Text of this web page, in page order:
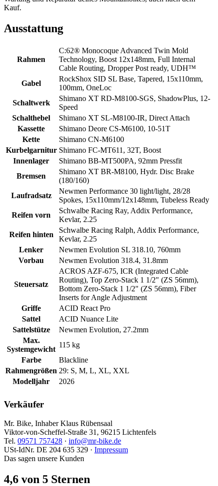
Kauf.
Ausstattung
Rahmen
C:62® Monocoque Advanced Twin Mold
Technology, Boost 12x148mm, Full Internal
Cable Routing, Dropper Post ready, UDH™
Gabel
RockShox SID SL Base, Tapered, 15x110mm,
100mm, OneLoc
Schaltwerk
Shimano XT RD-M8100-SGS, ShadowPlus, 12-
Speed
Schalthebel
Shimano XT SL-M8100-IR, Direct Attach
Kassette
Shimano Deore CS-M6100, 10-51T
Kette
Shimano CN-M6100
Kurbelgarnitur Shimano FC-MT611, 32T, Boost
Innenlager
Shimano BB-MT500PA, 92mm Pressfit
Bremsen
Shimano XT BR-M8100, Hydr. Disc Brake
(180/160)
Laufradsatz
Newmen Performance 30 light/light, 28/28
Spokes, 15x110mm/12x148mm, Tubeless Ready
Reifen vorn
Schwalbe Racing Ray, Addix Performance,
Kevlar, 2.25
Reifen hinten
Schwalbe Racing Ralph, Addix Performance,
Kevlar, 2.25
Lenker
Newmen Evolution SL 318.10, 760mm
Vorbau
Newmen Evolution 318.4, 31.8mm
Steuersatz
ACROS AZF-675, ICR (Integrated Cable
Routing), Top Zero-Stack 1 1/2" (ZS 56mm),
Bottom Zero-Stack 1 1/2" (ZS 56mm), Fiber
Inserts for Angle Adjustment
Griffe
ACID React Pro
Sattel
ACID Nuance Lite
Sattelstütze
Newmen Evolution, 27.2mm
Max.
Systemgewicht
115 kg
Farbe
Blackline
Rahmengrößen 29: S, M, L, XL, XXL
Modelljahr
2026
Verkäufer
Mr. Bike, Inhaber Klaus Rübensaal
Viktor-von-Scheffel-Straße 31, 96215 Lichtenfels
Tel. 09571 757428 · info@mr-bike.de
USt-IdNr. DE 204 635 329 · Impressum
Das sagen unsere Kunden
4,6 von 5 Sternen